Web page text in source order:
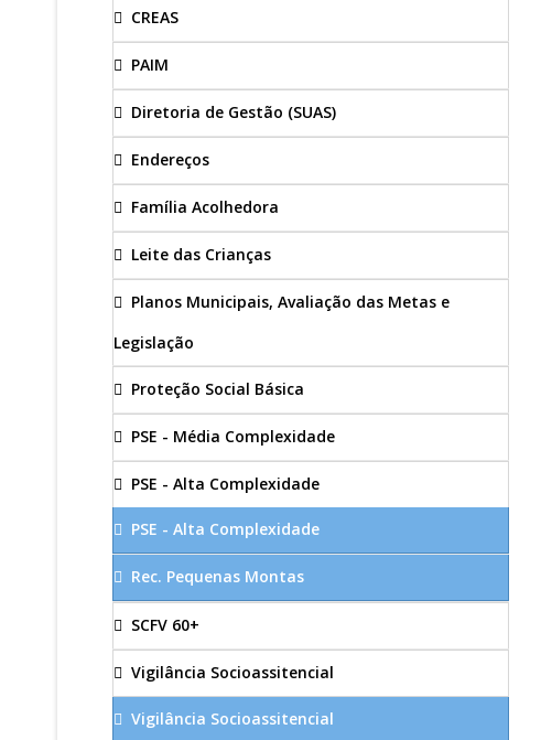
CREAS
PAIM
Diretoria de Gestão (SUAS)
Endereços
Família Acolhedora
Leite das Crianças
Planos Municipais, Avaliação das Metas e
Legislação
Proteção Social Básica
PSE - Média Complexidade
PSE - Alta Complexidade
PSE - Alta Complexidade
Rec. Pequenas Montas
SCFV 60+
Vigilância Socioassitencial
Vigilância Socioassitencial